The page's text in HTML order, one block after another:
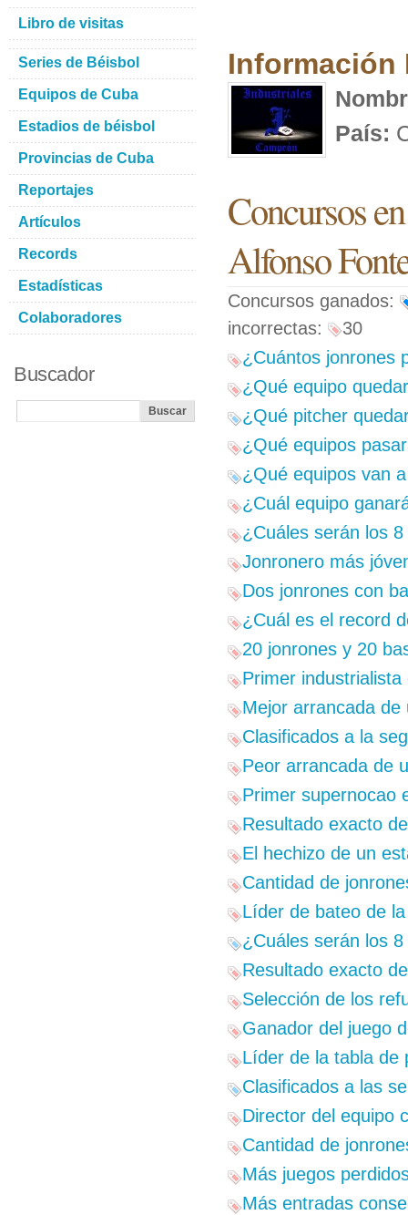
Información
País:
Concursos
Alfonso
Concursos ganados:
incorrectas:
30
¿Cuántos jonrones
¿Qué equipo
¿Qué pitcher
¿Qué equipos
¿Qué equipos van
¿Cuál equipo
¿Cuáles serán los
Jonronero más
Dos jonrones con
¿Cuál es el record
20 jonrones y 20
Primer
Mejor arrancada de
Clasificados a la
Peor arrancada de
Primer supernocao
Resultado exacto
El hechizo de un
Cantidad de
Líder de bateo de
¿Cuáles serán los
Resultado exacto
Selección de los
Ganador del juego
Líder de la tabla de
Clasificados a las
Director del equipo
Cantidad de
Más juegos
Más entradas
Libro de visitas
Series de Béisbol
Equipos de Cuba
Estadios de béisbol
Provincias de Cuba
Reportajes
Artículos
Records
Estadísticas
Colaboradores
Buscador